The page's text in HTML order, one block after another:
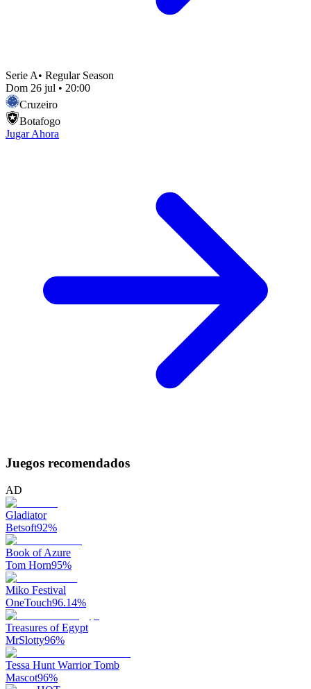
Serie A• Regular Season
Dom 26 jul • 20:00
Cruzeiro
Botafogo
Jugar Ahora
Juegos recomendados
AD
Gladiator
Betsoft92%
Book of Azure
Tom Horn95%
Miko Festival
OneTouch96.14%
Treasures of Egypt
MrSlotty96%
Tessa Hunt Warrior Tomb
Mascot96%